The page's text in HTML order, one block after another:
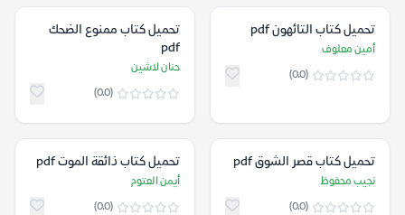
تحميل كتاب التائهون pdf
أمين معلوف
(0.0)
تحميل كتاب ممنوع الضحك
pdf
حنان لاشين
(0.0)
تحميل كتاب قصر الشوق pdf
نجيب محفوظ
(0.0)
تحميل كتاب ذائقة الموت pdf
أيمن العتوم
(0.0)